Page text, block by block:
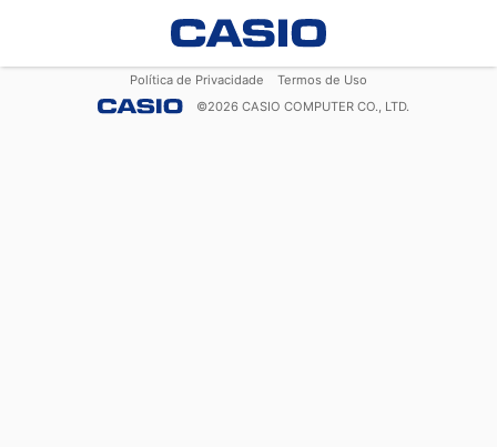
Política de Privacidade
Termos de Uso
©2026 CASIO COMPUTER CO., LTD.